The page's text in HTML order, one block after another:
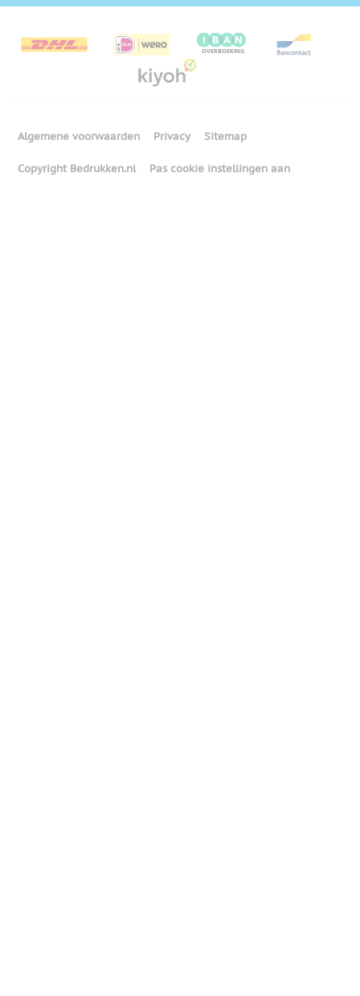
Algemene voorwaarden Privacy Sitemap
Copyright Bedrukken.nl Pas cookie instellingen aan